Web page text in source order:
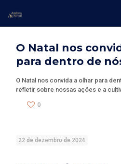
O Natal nos
para dentro de
O Natal nos convida a olhar para
refletir sobre nossas ações e a
0
22 de dezembro de 2024